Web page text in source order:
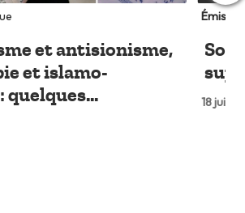
et antisionisme,
et islamo-
quelques...
18 juin